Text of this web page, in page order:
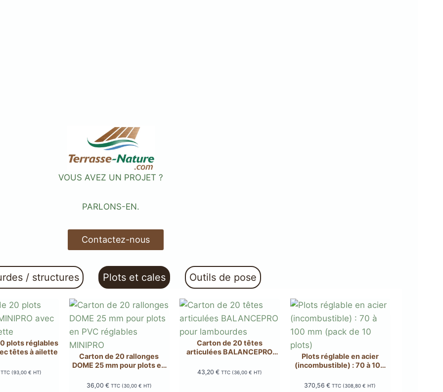
VOUS AVEZ UN PROJET ?
PARLONS-EN.
Contactez-nous
/ structures Plots et cales Outils de pose
plots réglables
têtes à ailette
TTC (93,00€ HT)
Carton de 20 rallonges
DOME 25 mm pour plots en
36,00 € TTC (30,00 € HT)
Carton de 20 têtes
articulées BALANCEPRO
43,20 € TTC (36,00 € HT)
Plots réglable en acier
(incombustible) : 70 à 100
370,56€ TTC (308,80€ HT)